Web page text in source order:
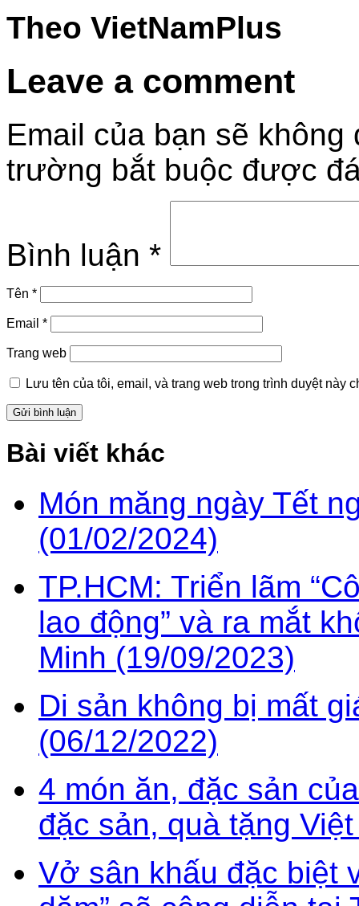
Theo VietNamPlus
Leave a comment
Email của bạn sẽ
trường bắt buộc được
Bình luận *
Tên *
Email *
Trang web
Lưu tên của tôi, email, và trang web trong trình duyệt này
Bài viết khác
Món măng ngày Tết
(01/02/2024)
TP.HCM: Triển lãm
lao động” và ra mắt
Minh (19/09/2023)
Di sản không bị mất
(06/12/2022)
4 món ăn, đặc sản
đặc sản, quà tặng
Vở sân khấu đặc biệt